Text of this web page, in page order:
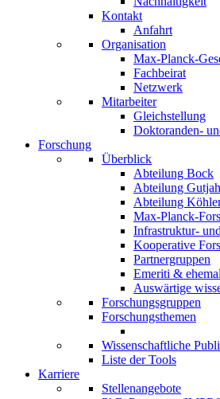
Kontakt
Anfahrt
Organisation
Max-Planck-
Fachbeirat
Netzwerk
Mitarbeiter
Gleichstellung
Doktoranden-
Forschung
Überblick
Abteilung Bock
Abteilung
Abteilung
Max-Planck-
Infrastruktur-
Kooperative
Partnergruppen
Emeriti &
Auswärtige
Forschungsgruppen
Forschungsthemen
Wissenschaftliche
Liste der Tools
Karriere
Stellenangebote